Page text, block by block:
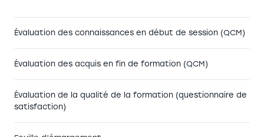
Évaluation des connaissances en début de session (QCM)
Évaluation des acquis en fin de formation (QCM)
Évaluation de la qualité de la formation (questionnaire de
satisfaction)
niveau de la formation de notre personnel. »